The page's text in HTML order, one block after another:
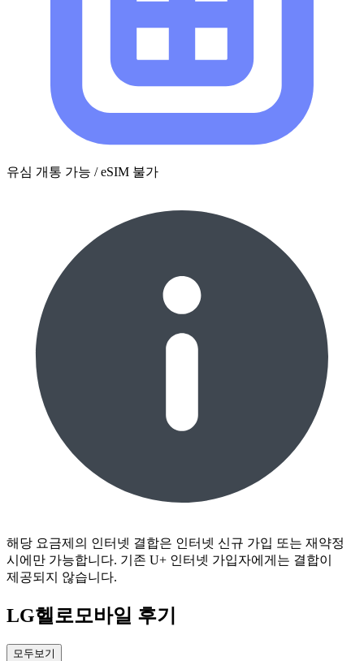
유심 개통 가능 / eSIM 불가
해당 요금제의 인터넷 결합은 인터넷 신규 가입 또는 재약정
시에만 가능합니다. 기존 U+ 인터넷 가입자에게는 결합이
제공되지 않습니다.
LG헬로모바일 후기
모두보기